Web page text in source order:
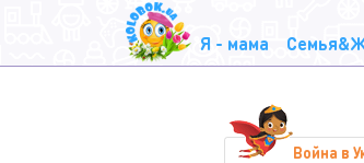
Я - мама
Война в